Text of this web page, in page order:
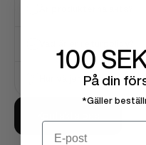
Hur väljer jag rätt
100
På din
*Gäller
Email